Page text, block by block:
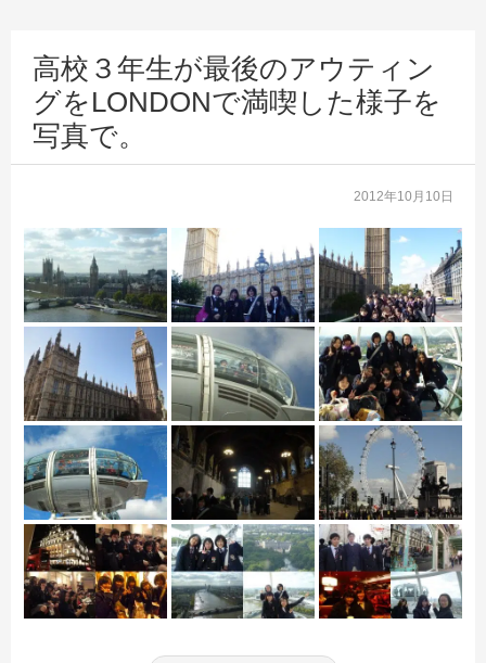
高校３年生が最後のアウティン
グをLONDONで満喫した様子を
写真で。
2012年10月10日